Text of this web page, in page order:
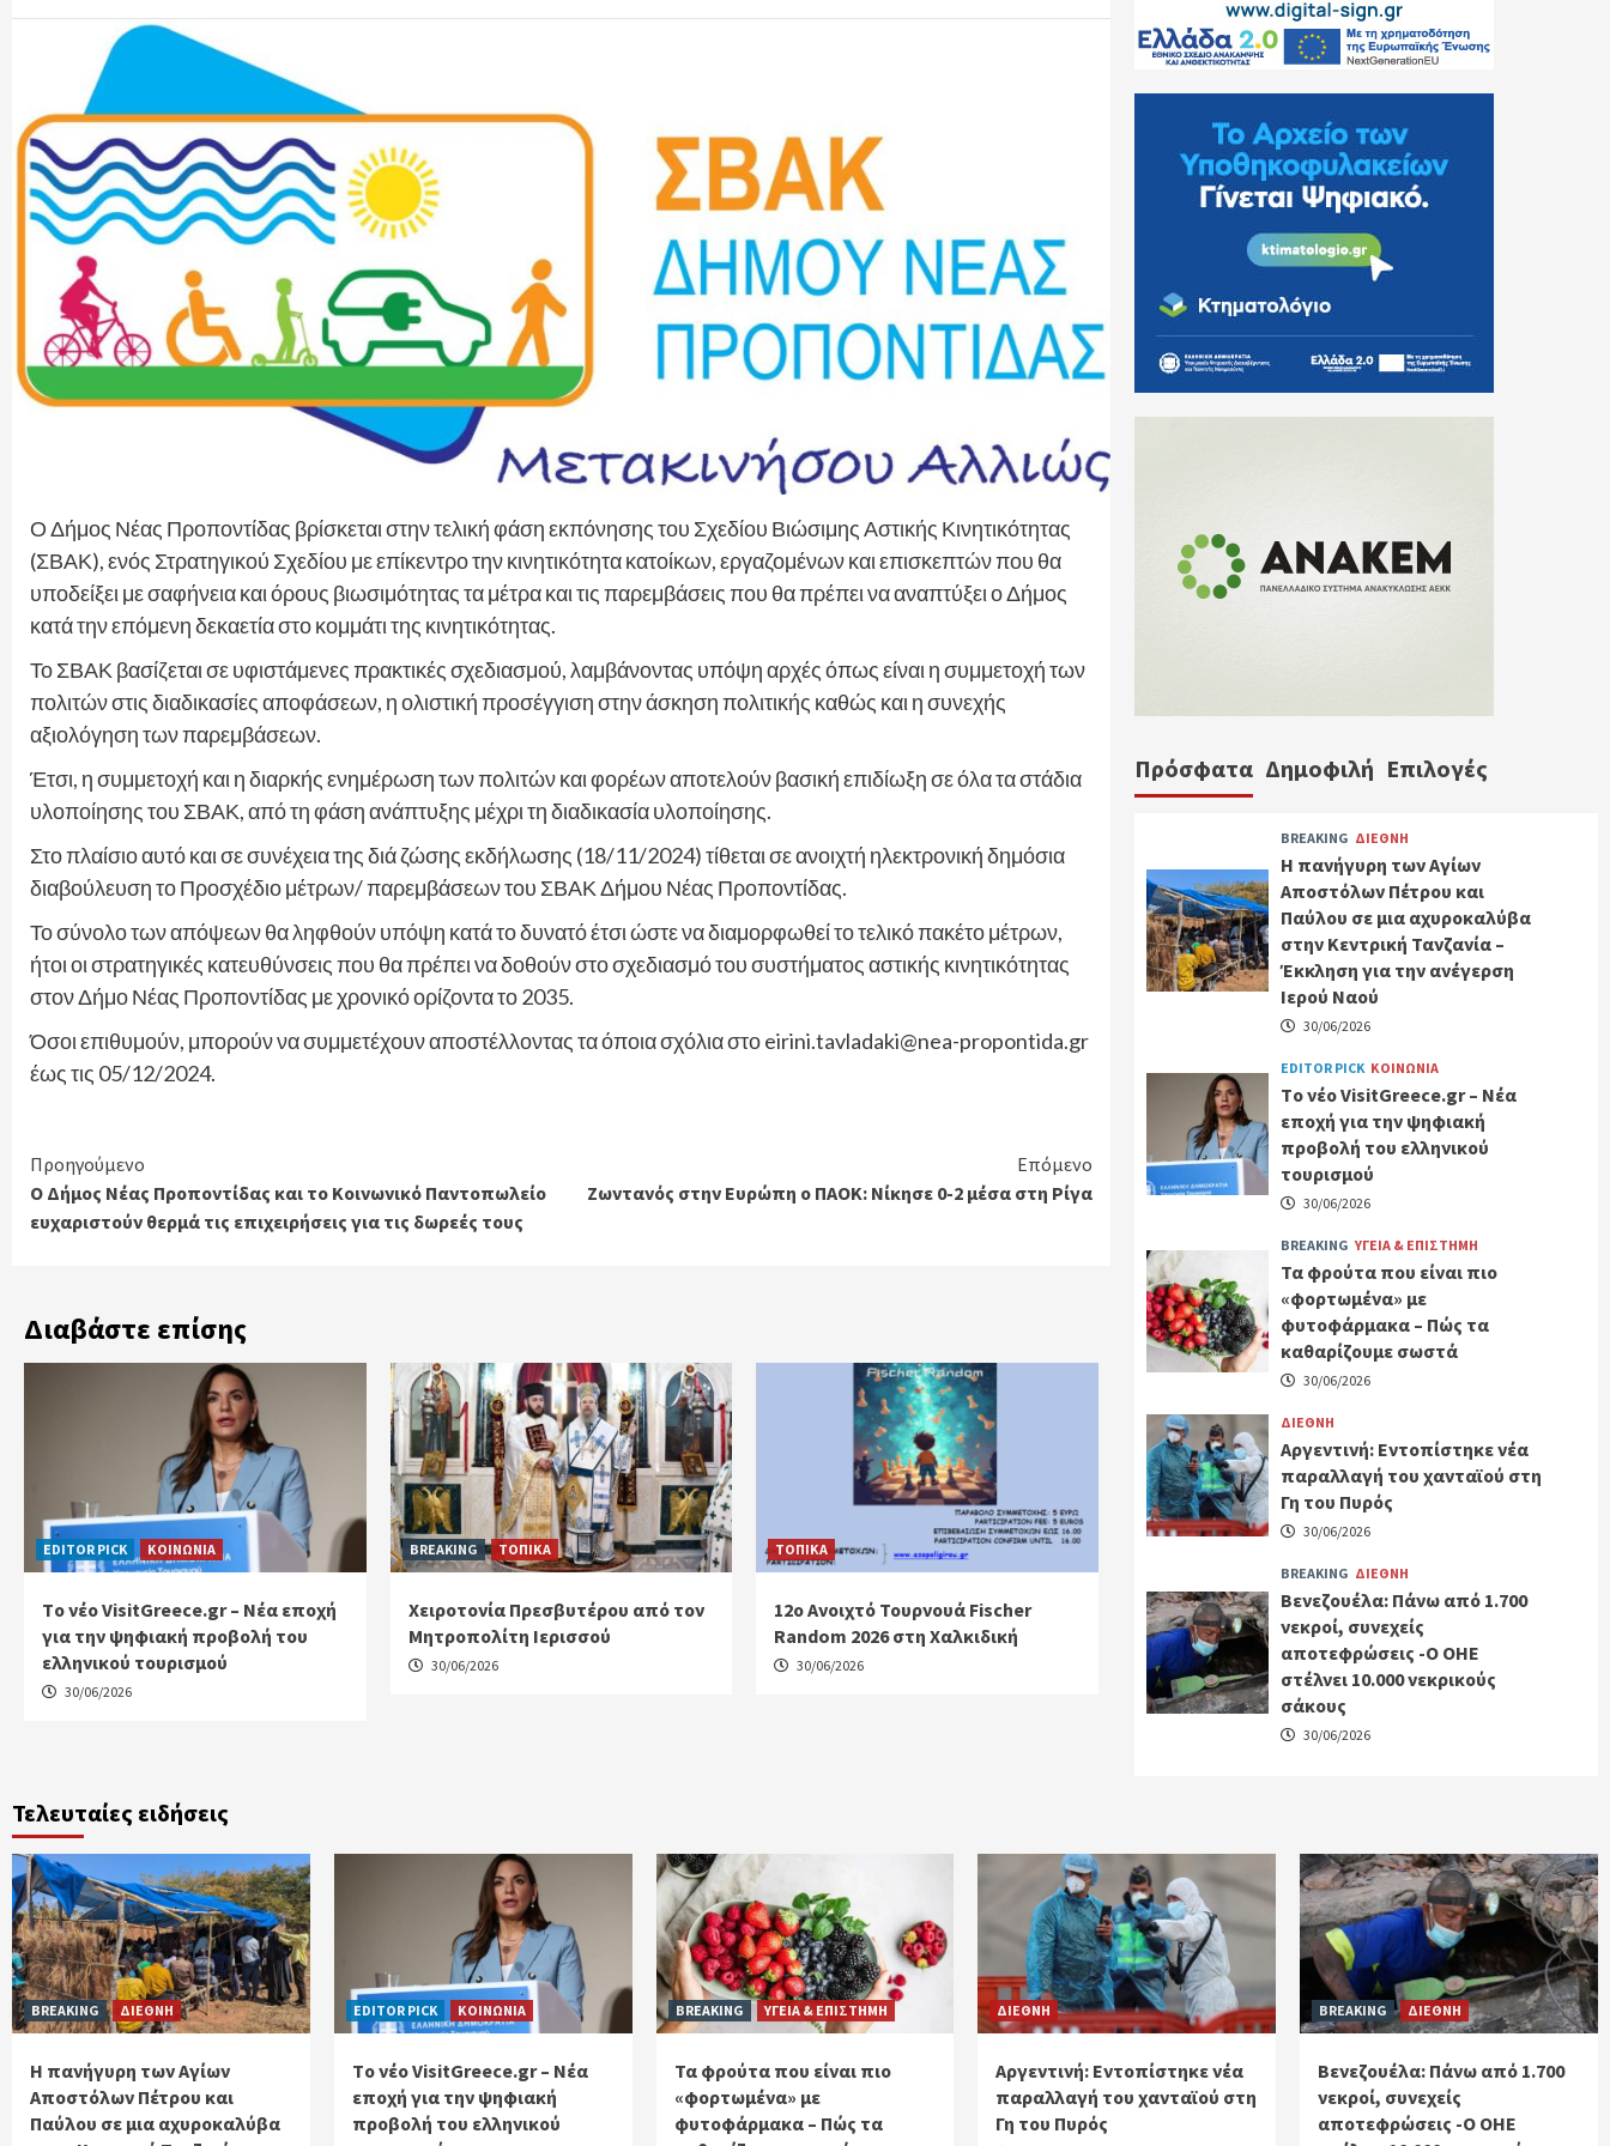
Ο Δήμος Νέας Προποντίδας βρίσκεται στην τελική φάση εκπόνησης του Σχεδίου Βιώσιμης Αστικής Κινητικότητας
(ΣΒΑΚ), ενός Στρατηγικού Σχεδίου με επίκεντρο την κινητικότητα κατοίκων, εργαζομένων και επισκεπτών που θα
υποδείξει με σαφήνεια και όρους βιωσιμότητας τα μέτρα και τις παρεμβάσεις που θα πρέπει να αναπτύξει ο Δήμος
κατά την επόμενη δεκαετία στο κομμάτι της κινητικότητας.
Το ΣΒΑΚ βασίζεται σε υφιστάμενες πρακτικές σχεδιασμού, λαμβάνοντας υπόψη αρχές όπως είναι η συμμετοχή των
πολιτών στις διαδικασίες αποφάσεων, η ολιστική προσέγγιση στην άσκηση πολιτικής καθώς και η συνεχής
αξιολόγηση των παρεμβάσεων.
Έτσι, η συμμετοχή και η διαρκής ενημέρωση των πολιτών και φορέων αποτελούν βασική επιδίωξη σε όλα τα στάδια
υλοποίησης του ΣΒΑΚ, από τη φάση ανάπτυξης μέχρι τη διαδικασία υλοποίησης.
Στο πλαίσιο αυτό και σε συνέχεια της διά ζώσης εκδήλωσης (18/11/2024) τίθεται σε ανοιχτή ηλεκτρονική δημόσια
διαβούλευση το Προσχέδιο μέτρων/ παρεμβάσεων του ΣΒΑΚ Δήμου Νέας Προποντίδας.
Το σύνολο των απόψεων θα ληφθούν υπόψη κατά το δυνατό έτσι ώστε να διαμορφωθεί το τελικό πακέτο μέτρων,
ήτοι οι στρατηγικές κατευθύνσεις που θα πρέπει να δοθούν στο σχεδιασμό του συστήματος αστικής κινητικότητας
στον Δήμο Νέας Προποντίδας με χρονικό ορίζοντα το 2035.
Όσοι επιθυμούν, μπορούν να συμμετέχουν αποστέλλοντας τα όποια σχόλια στοeirini.tavladaki@nea-propontida.gr
έως τις 05/12/2024.
Continue
Reading
Προηγούμενο
Ο Δήμος Νέας Προποντίδας και το Κοινωνικό Παντοπωλείο
ευχαριστούν θερμά τις επιχειρήσεις για τις δωρεές τους
Επόμενο
Ζωντανός στην Ευρώπη ο ΠΑΟΚ: Νίκησε 0-2 μέσα στη Ρίγα
Διαβάστε επίσης
EDITOR PICK ΚΟΙΝΩΝΙΑ
Tο νέο VisitGreece.gr – Νέα εποχή
για την ψηφιακή προβολή του
ελληνικού τουρισμού
30/06/2026
BREAKING ΤΟΠΙΚΑ
Χειροτονία Πρεσβυτέρου από τον
Μητροπολίτη Ιερισσού
30/06/2026
ΤΟΠΙΚΑ
12ο Ανοιχτό Τουρνουά Fischer
Random 2026 στη Χαλκιδική
30/06/2026
Πρόσφατα Δημοφιλή Επιλογές
BREAKING ΔΙΕΘΝΗ
Η πανήγυρη των Αγίων
Αποστόλων Πέτρου και
Παύλου σε μια αχυροκαλύβα
στην Κεντρική Τανζανία –
Έκκληση για την ανέγερση
Ιερού Ναού
30/06/2026
EDITOR PICK ΚΟΙΝΩΝΙΑ
Tο νέο VisitGreece.gr – Νέα
εποχή για την ψηφιακή
προβολή του ελληνικού
τουρισμού
30/06/2026
BREAKING ΥΓΕΙΑ & ΕΠΙΣΤΗΜΗ
Τα φρούτα που είναι πιο
«φορτωμένα» με
φυτοφάρμακα – Πώς τα
καθαρίζουμε σωστά
30/06/2026
ΔΙΕΘΝΗ
Αργεντινή: Εντοπίστηκε νέα
παραλλαγή του χανταϊού στη
Γη του Πυρός
30/06/2026
BREAKING ΔΙΕΘΝΗ
Βενεζουέλα: Πάνω από 1.700
νεκροί, συνεχείς
αποτεφρώσεις -Ο ΟΗΕ
στέλνει 10.000 νεκρικούς
σάκους
30/06/2026
Τελευταίες ειδήσεις
BREAKING ΔΙΕΘΝΗ
Η πανήγυρη των Αγίων
Αποστόλων Πέτρου και
Παύλου σε μια αχυροκαλύβα
EDITOR PICK ΚΟΙΝΩΝΙΑ
Tο νέο VisitGreece.gr – Νέα
εποχή για την ψηφιακή
προβολή του ελληνικού
BREAKING ΥΓΕΙΑ & ΕΠΙΣΤΗΜΗ
Τα φρούτα που είναι πιο
«φορτωμένα» με
φυτοφάρμακα – Πώς τα
ΔΙΕΘΝΗ
Αργεντινή: Εντοπίστηκε νέα
παραλλαγή του χανταϊού στη
Γη του Πυρός
BREAKING ΔΙΕΘΝΗ
Βενεζουέλα: Πάνω από 1.700
νεκροί, συνεχείς
αποτεφρώσεις -Ο ΟΗΕ